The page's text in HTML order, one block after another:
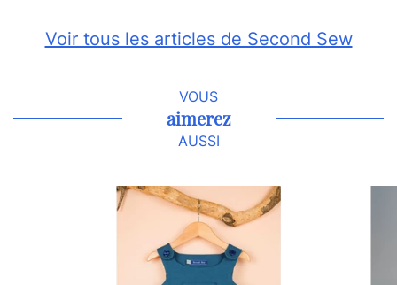
Voir tous les articles de Second Sew
VOUS
aimerez
AUSSI